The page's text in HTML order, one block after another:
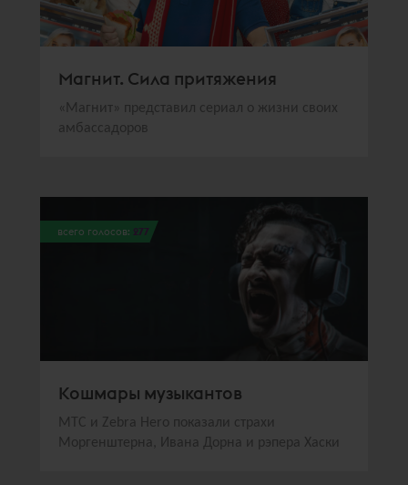
Магнит. Сила притяжения
«Магнит» представил сериал о жизни своих
амбассадоров
всего голосов: 277
Кошмары музыкантов
МТС и Zebra Hero показали страхи
Моргенштерна, Ивана Дорна и рэпера Хаски